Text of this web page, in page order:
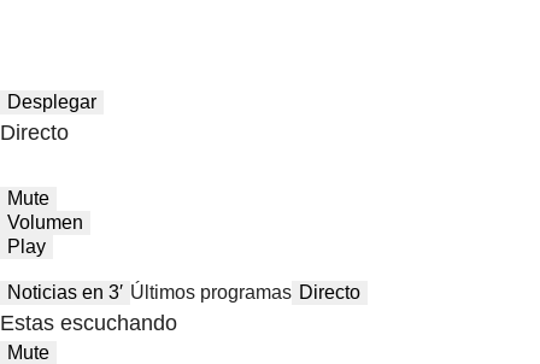
Desplegar
Directo
Mute
Volumen
Play
Noticias en 3′ Últimos programas Directo
Estas escuchando
Mute